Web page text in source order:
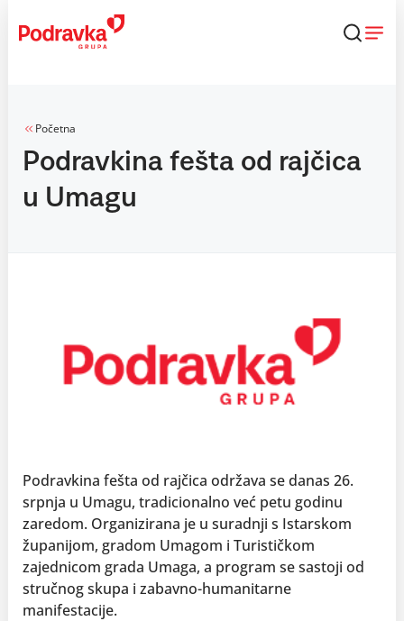
content
Početna
Podravkina fešta od rajčica
u Umagu
Podravkina fešta od rajčica održava se danas 26.
srpnja u Umagu, tradicionalno već petu godinu
zaredom. Organizirana je u suradnji s Istarskom
županijom, gradom Umagom i Turističkom
zajednicom grada Umaga, a program se sastoji od
stručnog skupa i zabavno-humanitarne
manifestacije.